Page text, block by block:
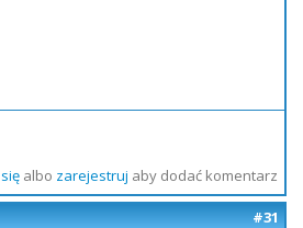
albo zarejestruj aby dodać komentarz
#31